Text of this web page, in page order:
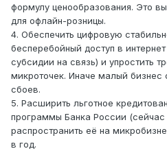
формулу ценообразования. Это
для офлайн-розницы.
4. Обеспечить цифровую
бесперебойный доступ в
субсидии на связь) и упростить
микроточек. Иначе малый бизнес
сбоев.
5. Расширить льготное
программы Банка России
распространить её на
в год.